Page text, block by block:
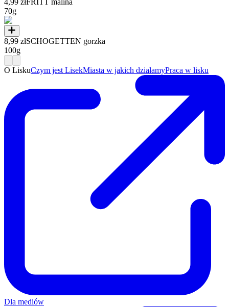
4,99 złFRITT malina
70g
8,99 złSCHOGETTEN gorzka
100g
O LiskuCzym jest LisekMiasta w jakich działamyPraca w lisku
Dla mediów